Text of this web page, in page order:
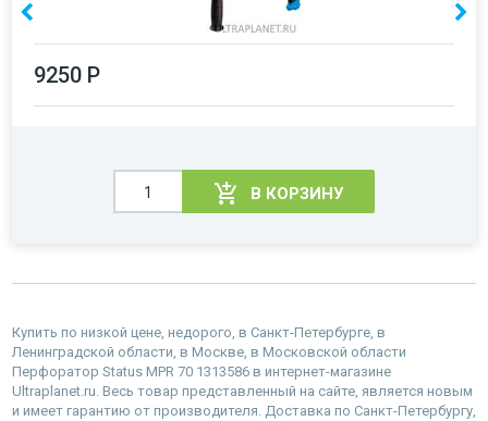
9250 Р
В КОРЗИНУ
Купить по низкой цене, недорого, в Санкт-Петербурге, в
Ленинградской области, в Москве, в Московской области
Перфоратор Status MPR 70 1313586 в интернет-магазине
Ultraplanet.ru. Весь товар представленный на сайте, является новым
и имеет гарантию от производителя. Доставка по Санкт-Петербургу,